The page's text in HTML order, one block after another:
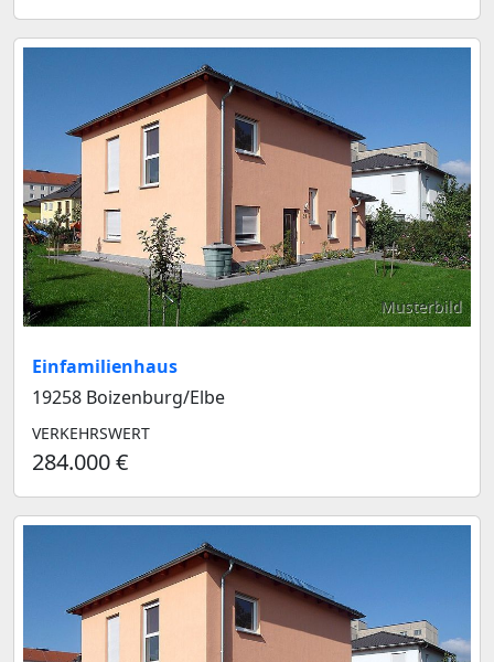
Musterbild
Einfamilienhaus
19258 Boizenburg/Elbe
VERKEHRSWERT
284.000 €